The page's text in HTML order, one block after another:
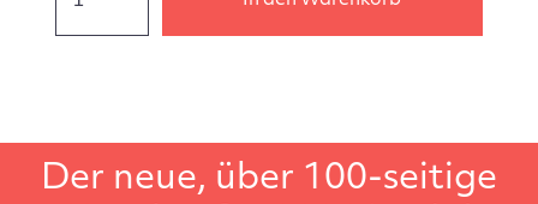
Der neue, über 100-seitige